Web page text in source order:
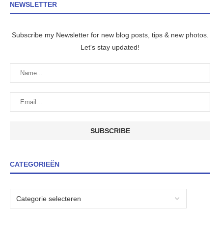
NEWSLETTER
Subscribe my Newsletter for new blog posts, tips & new photos.
Let's stay updated!
CATEGORIEËN